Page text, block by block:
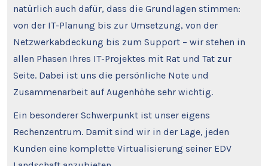
natürlich auch dafür, dass die Grundlagen stimmen:
von der IT-Planung bis zur Umsetzung, von der
Netzwerkabdeckung bis zum Support – wir stehen in
allen Phasen Ihres IT-Projektes mit Rat und Tat zur
Seite. Dabei ist uns die persönliche Note und
Zusammenarbeit auf Augenhöhe sehr wichtig.
Ein besonderer Schwerpunkt ist unser eigens
Rechenzentrum. Damit sind wir in der Lage, jeden
Kunden eine komplette Virtualisierung seiner EDV